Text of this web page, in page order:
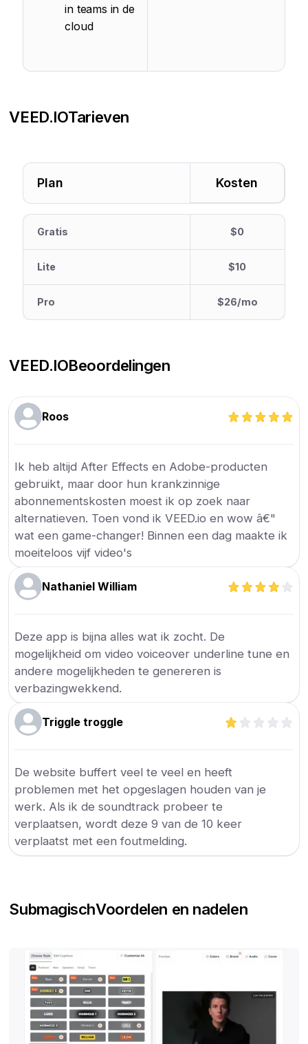
in teams in de
cloud
VEED.IOTarieven
Plan Kosten
Gratis $0
Lite $10
Pro $26/mo
VEED.IOBeoordelingen
Roos
Ik heb altijd After Effects en Adobe-producten
gebruikt, maar door hun krankzinnige
abonnementskosten moest ik op zoek naar
alternatieven. Toen vond ik VEED.io en wow â€"
wat een game-changer! Binnen een dag maakte ik
moeiteloos vijf video's
Nathaniel William
Deze app is bijna alles wat ik zocht. De
mogelijkheid om video voiceover underline tune en
andere mogelijkheden te genereren is
verbazingwekkend.
Triggle troggle
De website buffert veel te veel en heeft
problemen met het opgeslagen houden van je
werk. Als ik de soundtrack probeer te
verplaatsen, wordt deze 9 van de 10 keer
verplaatst met een foutmelding.
SubmagischVoordelen en nadelen